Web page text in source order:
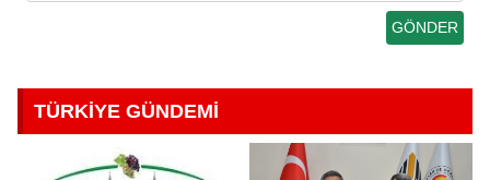
TÜRKİYE GÜNDEMİ